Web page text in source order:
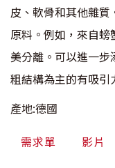
皮、軟骨和其他雜
原料。例如，來自
美分離。可以進一
粗結構為主的有吸引
產地:德國
需求單 影片